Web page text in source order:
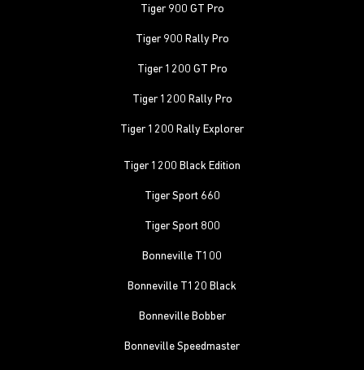
Tiger 900 GT Pro
Tiger 900 Rally Pro
Tiger 1200 GT Pro
Tiger 1200 Rally Pro
Tiger 1200 Rally Explorer
Tiger 1200 Black Edition
Tiger Sport 660
Tiger Sport 800
Bonneville T100
Bonneville T120 Black
Bonneville Bobber
Bonneville Speedmaster